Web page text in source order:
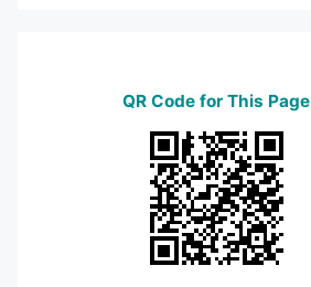
QR Code for This Page